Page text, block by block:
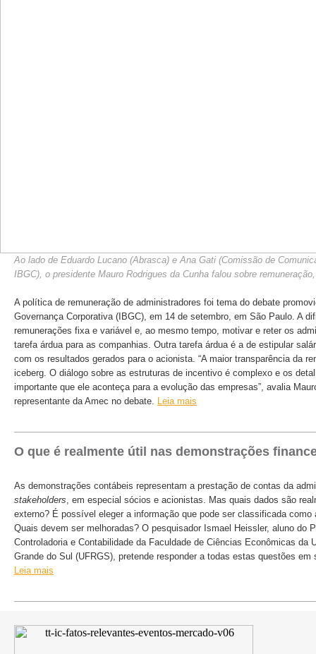
Ao lado de Eduardo Lucano (Abrasca) e Ana Gati (Comissão de
IBGC), o presidente Mauro Rodrigues da Cunha falou sobre
A política de remuneração de administradores foi tema do debate
Governança Corporativa (IBGC), em 14 de setembro, em São Paulo. A
remunerações fixa e variável e, ao mesmo tempo, motivar e reter os
tarefa árdua para as companhias. Outra tarefa árdua é a de estipular
com os resultados gerados para o acionista. “A maior transparência da
iceberg. O diálogo sobre as estruturas de incentivo é complexo e os
importante que ele aconteça para a evolução das empresas”, avalia
representante da Amec no debate. Leia mais
O que é realmente útil nas demonstrações
As demonstrações contábeis representam a prestação de contas da
stakeholders, em especial sócios e acionistas. Mas quais dados são
externo? É possível eleger a informação que pode ser classificada como
Quais devem ser melhoradas? O pesquisador Ismael Heissler, aluno do
Controladoria e Contabilidade da Faculdade de Ciências Econômicas da
Grande do Sul (UFRGS), pretende responder a todas estas questões
Leia mais